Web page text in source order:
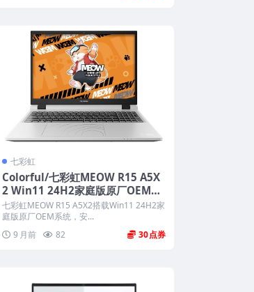
七彩虹
Colorful/七彩虹MEOW R15 A5X
2 Win11 24H2家庭版原厂OEM系
统 带COLORFUL一键还原
七彩虹MEOW R15 A5X2搭载Win11 24H2家
庭版原厂OEM系统，安...
9 月前
82 30